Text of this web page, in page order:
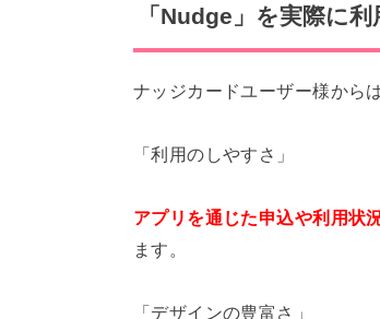
「Nudge」を実際に
ナッジカードユーザー様から
「利用のしやすさ」
アプリを通じた申込や利用状
ます。
「デザインの豊富さ」